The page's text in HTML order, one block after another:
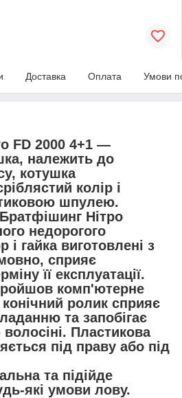
Доставка Оплата Умови
FD 2000 4+1 —
належить до
котушка
колір і
шпулею.
Нітро
недорогого
і гайка виготовлені з
сприяє
її експлуатації.
комп'ютерне
ролик сприяє
та запобігає
Пластикова
під праву або під
та підійде
які умови лову.